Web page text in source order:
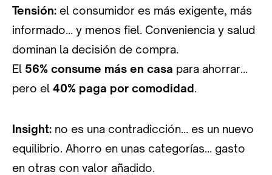
Tensión: el consumidor es más exigente, más
informado… y menos fiel. Conveniencia y salud
dominan la decisión de compra.
El 56% consume más en casa para ahorrar…
pero el 40% paga por comodidad.
Insight: no es una contradicción… es un nuevo
equilibrio. Ahorro en unas categorías… gasto
en otras con valor añadido.